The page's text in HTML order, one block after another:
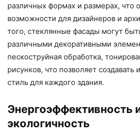
различных формах и размерах, что
возможности для дизайнеров и
того, стеклянные фасады могут
различными декоративными
пескоструйная обработка,
рисунков, что позволяет создавать
стиль для каждого здания.
Энергоэффективность
экологичность